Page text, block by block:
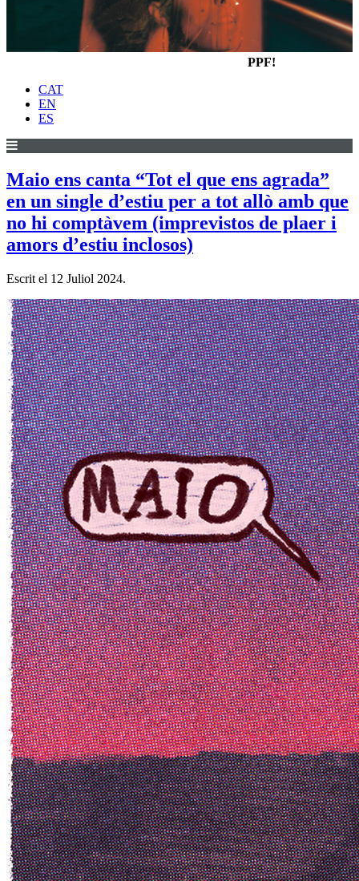
PPF!
CAT
EN
ES
Maio ens canta “Tot el que ens agrada”
en un single d’estiu per a tot allò amb que
no hi comptàvem (imprevistos de plaer i
amors d’estiu inclosos)
Escrit el 12 Juliol 2024.